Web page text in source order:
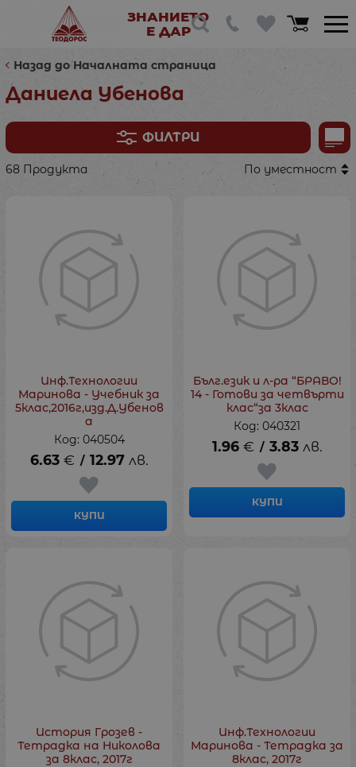
ЗНАНИЕТО
Е ДАР
Назад до Началната страница
Даниела Убенова
ФИЛТРИ
68 Продукта По уместност
Инф.Технологии
Маринова - Учебник за
5клас,2016г,изд.Д.Убенов
а
Код: 040504
6.63 € / 12.97 лв.
КУПИ
Бълг.език и л-ра “БРАВО!
14 - Готови за четвърти
клас“за 3клас
Код: 040321
1.96 € / 3.83 лв.
КУПИ
История Грозев -
Тетрадка на Николова
за 8клас, 2017г
Инф.Технологии
Маринова - Тетрадка за
8клас, 2017г